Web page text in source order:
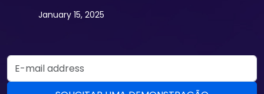
January 15, 2025
Email Address